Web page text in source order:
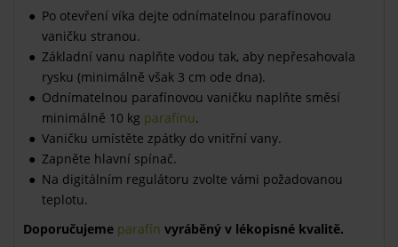
Po otevření víka dejte odnímatelnou parafínovou
vaničku stranou.
Základní vanu naplňte vodou tak, aby nepřesahovala
rysku (minimálně však 3 cm ode dna).
Odnímatelnou parafínovou vaničku naplňte směsí
minimálně 10 kg parafínu.
Vaničku umístěte zpátky do vnitřní vany.
Zapněte hlavní spínač.
Na digitálním regulátoru zvolte vámi požadovanou
teplotu.
Doporučujeme parafín vyráběný v lékopisné kvalitě.